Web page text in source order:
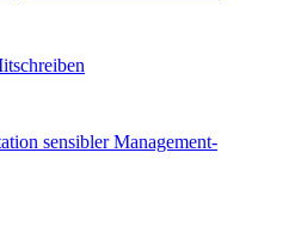
sensibler Management-